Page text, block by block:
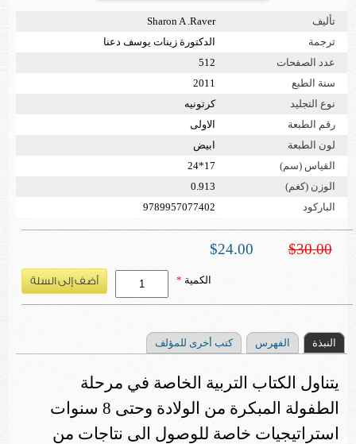
تأليف
Sharon A .Raver
ترجمة
الدكتورة زينات يوسف دعنا
عدد الصفحات
512
سنة الطبع
2011
نوع التجليد
كرتونيه
رقم الطبعة
الاولى
لون الطبعة
ابيض
القياس (سم)
17*24
الوزن (كغم)
0.913
الباركود
9789957077402
$30.00
$24.00
الكمية *
النبذة الفهرس كتب أخرى للمؤلف
يتناول الكتاب التربية الخاصة في مرحلة
الطفولة المبكرة من الولادة وحتى 8 سنوات
استراتيجيات خاصة للوصول الى نتاجات من